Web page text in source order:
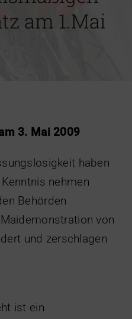
am 1.Mai
3. Mai 2009
haben
nehmen
Behörden
von
und zerschlagen
ist ein